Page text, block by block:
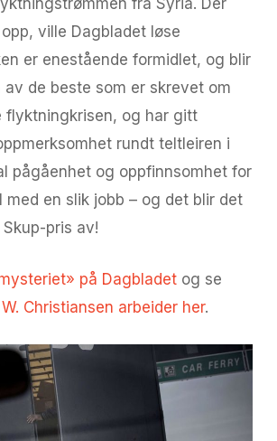
fra Syria. Der
ville Dagbladet løse
er enestående formidlet, og blir
av de beste som er skrevet om
flyktningkrisen, og har gitt
rundt teltleiren i
pågåenhet og oppfinnsomhet for
med en slik jobb – og det blir det
pris av!
på Dagbladetog se
Christiansen arbeider her.